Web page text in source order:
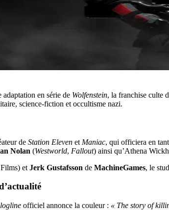
en série de Wolfenstein, la franchise culte
science-fiction et occultisme nazi.
de Station Eleven et Maniac, qui officiera en
Nolan (Westworld, Fallout) ainsi qu’Athena
et Jerk Gustafsson de MachineGames, le
logline officiel annonce la couleur : « The story of